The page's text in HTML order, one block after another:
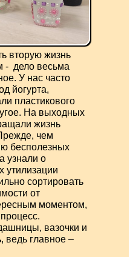
вторую жизнь
- дело весьма
У нас часто
йогурта,
пластикового
На выходных
жизнь
чем
бесполезных
узнали о
утилизации
сортировать
от
моментом,
вазочки и
ведь главное –